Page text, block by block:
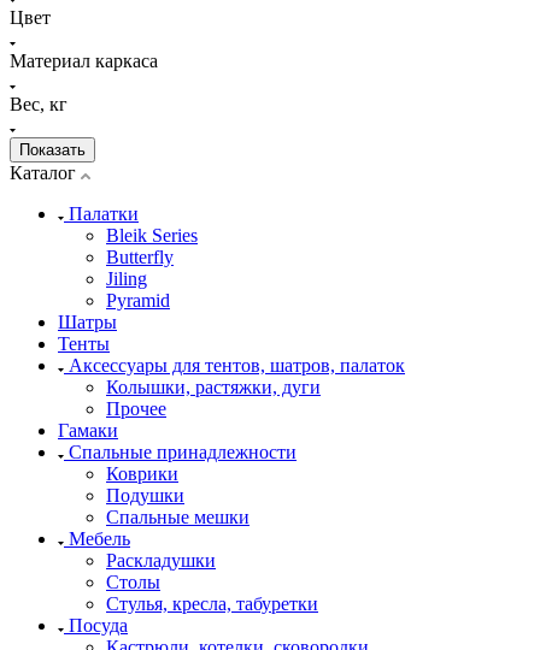
Цвет
Материал каркаса
Вес, кг
Каталог
Палатки
Bleik Series
Butterfly
Jiling
Pyramid
Шатры
Тенты
Аксессуары для тентов, шатров, палаток
Колышки, растяжки, дуги
Прочее
Гамаки
Спальные принадлежности
Коврики
Подушки
Спальные мешки
Мебель
Раскладушки
Столы
Стулья, кресла, табуретки
Посуда